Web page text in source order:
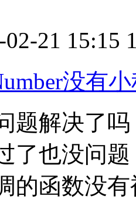
02-21 15:15
没有
题解决了
了也没问
的函数没